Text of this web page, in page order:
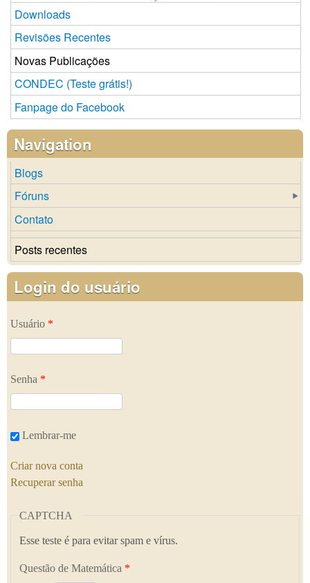
Downloads
Revisões Recentes
Novas Publicações
CONDEC (Teste grátis!)
Fanpage do Facebook
Navigation
Blogs
Fóruns
Contato
Posts recentes
Login do usuário
Usuário *
Senha *
Lembrar-me
Criar nova conta
Recuperar senha
CAPTCHA
Esse teste é para evitar spam e vírus.
Questão de Matemática *